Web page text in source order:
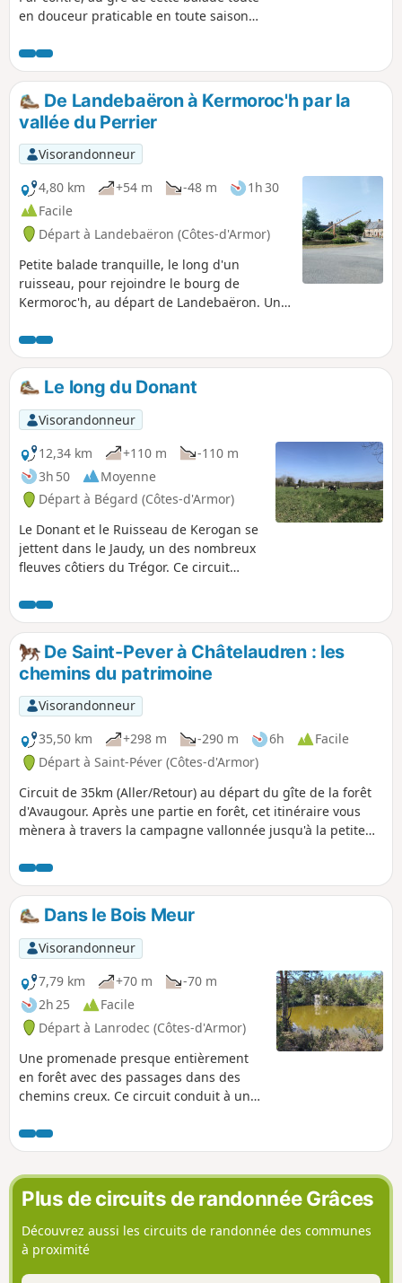
en douceur praticable en toute saison
forêt aux arbres majestueux. Aucune
crainte de se perdre, le circuit est
parfaitement balisé.
De Landebaëron à Kermoroc'h par la
vallée du Perrier
Visorandonneur
4,80 km
+54 m -48 m
1h 30
Facile
Départ à Landebaëron (Côtes-d'Armor)
Petite balade tranquille, le long d'un
ruisseau, pour rejoindre le bourg de
Kermoroc'h, au départ de Landebaëron. Une
bien aménagé, puis un retour vers
Landebaëron sur une route peu fréquentée
offrant une large vue sur la campagne
bretonne.
Le long du Donant
Visorandonneur
12,34 km
+110 m
-110 m
3h 50
Moyenne
Départ à Bégard (Côtes-d'Armor)
Le Donant et le Ruisseau de Kerogan se
jettent dans le Jaudy, un des nombreux
fleuves côtiers du Trégor. Ce circuit
reposants et verdoyants en cheminant
aussi bien dans des chemins creux que
sur des routes carrossables où, parfois,
on oublie la civilisation. A défaut de
randonnée, le visiteur pourra passer la
journée dans le Parc d'attraction qui
sert de point de départ.
De Saint-Pever à Châtelaudren : les
chemins du patrimoine
Visorandonneur
35,50 km
+298 m -290 m 6h
Facile
Départ à Saint-Péver (Côtes-d'Armor)
Circuit de 35km (Aller/Retour) au départ du gîte de la forêt
d'Avaugour. Après une partie en forêt, cet itinéraire vous
mènera à travers la campagne vallonnée jusqu'à la petite
pause pique nique autour de l'étang de Chatelaudren avant
de prendre le chemin du retour. Ce tracé est
particulièrement adapté aux attelages et également aux
cavaliers avec de très beaux chemins pour des longs
galops. Aucun passage délicat, praticable toute l'année.
Dans le Bois Meur
Visorandonneur
7,79 km
+70 m
-70 m
2h 25
Facile
Départ à Lanrodec (Côtes-d'Armor)
Une promenade presque entièrement
en forêt avec des passages dans des
chemins creux. Ce circuit conduit à une
un étang (voir photo).
Plus de circuits de randonnée Grâces
Découvrez aussi les circuits de randonnée des communes
à proximité